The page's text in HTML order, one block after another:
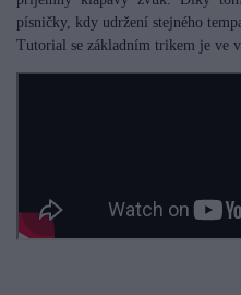
písničky, kdy udržení stejného
Tutorial se základním trikem je ve